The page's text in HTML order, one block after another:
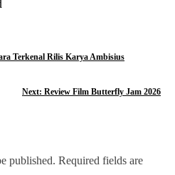
Terkenal Rilis Karya Ambisius
Next: Review Film Butterfly Jam 2026
published. Required fields are